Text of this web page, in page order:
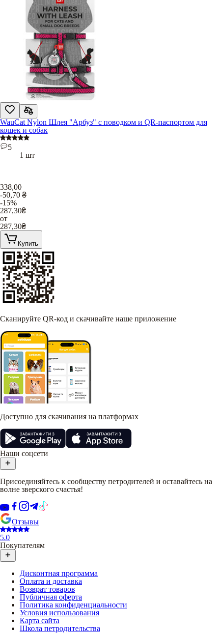
WauCat Nylon Шлея "Арбуз" с поводком и QR-паспортом для
кошек и собак
5
1 шт
338,00
-50,70 ₴
-15%
287,30₴
от
287,30₴
Купить
Сканируйте QR-код и скачивайте наше приложение
Доступно для скачивания на платформах
Наши соцсети
Присоединяйтесь к сообществу петродителей и оставайтесь на
волне зверского счастья!
Отзывы
5.0
Покупателям
Дисконтная программа
Оплата и доставка
Возврат товаров
Публичная оферта
Политика конфиденциальности
Условия использования
Карта сайта
Школа петродительства